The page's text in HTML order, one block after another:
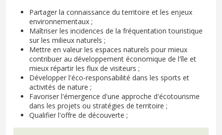
Partager la connaissance du territoire et les enjeux
environnementaux ;
Maîtriser les incidences de la fréquentation touristique
sur les milieux naturels ;
Mettre en valeur les espaces naturels pour mieux
contribuer au développement économique de l'île et
mieux répartir les flux de visiteurs ;
Développer l'éco-responsabilité dans les sports et
activités de nature ;
Favoriser l'émergence d'une approche d'écotourisme
dans les projets ou stratégies de territoire ;
Qualifier l'offre de découverte ;